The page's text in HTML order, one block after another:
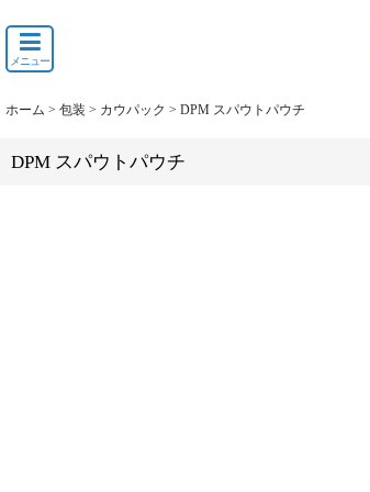
メニュー
ホーム > 包装 > カウパック > DPM スパウトパウチ
DPM スパウトパウチ